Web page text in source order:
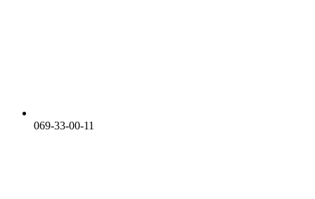
069-33-00-11